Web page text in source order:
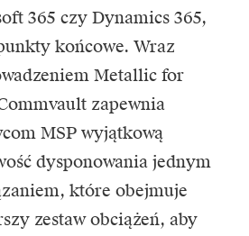
365 czy Dynamics 365,
końcowe. Wraz
Metallic for
zapewnia
MSP wyjątkową
dysponowania jednym
które obejmuje
zestaw obciążeń, aby